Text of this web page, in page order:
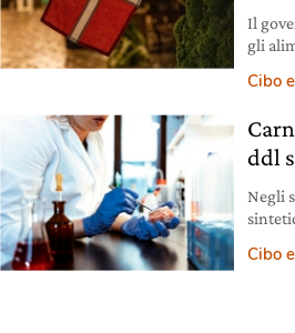
Il
gli
Cibo
ddl
Negli
Cibo